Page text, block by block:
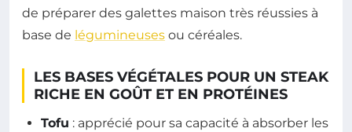
de préparer des galettes maison très réussies à
base de légumineuses ou céréales.
LES BASES VÉGÉTALES POUR UN STEAK
RICHE EN GOÛT ET EN PROTÉINES
Tofu : apprécié pour sa capacité à absorber les